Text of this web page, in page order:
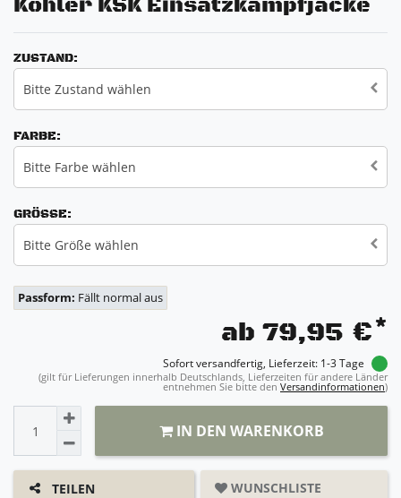
Köhler KSK Einsatzkampfjacke
ZUSTAND:
Bitte Zustand wählen
FARBE:
Bitte Farbe wählen
GRÖSSE:
Bitte Größe wählen
Passform: Fällt normal aus
ab 79,95 €*
Sofort versandfertig, Lieferzeit: 1-3 Tage
(gilt für Lieferungen innerhalb Deutschlands, Lieferzeiten für andere Länder
entnehmen Sie bitte den Versandinformationen)
IN DEN WARENKORB
TEILEN WUNSCHLISTE